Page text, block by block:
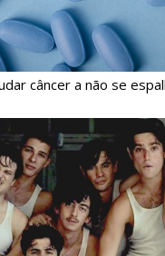
câncer a não se